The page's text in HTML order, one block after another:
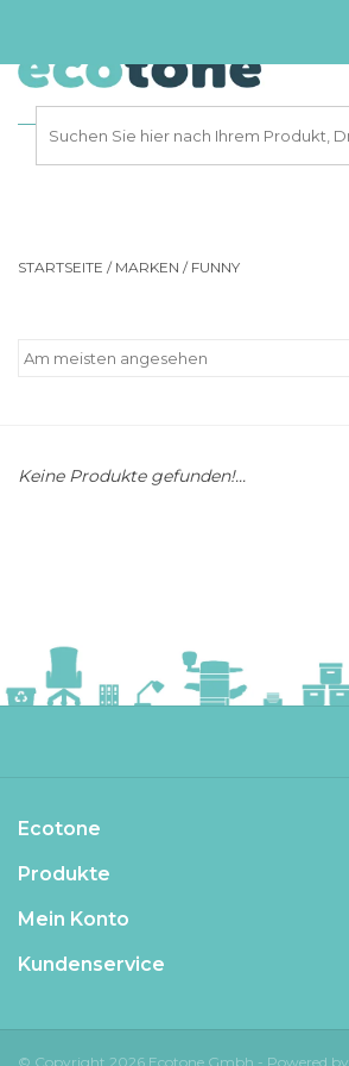
STARTSEITE / MARKEN / FUNNY
Keine Produkte gefunden!...
Ecotone
Produkte
Mein Konto
Kundenservice
© Copyright 2026 Ecotone Gmbh - Powered by